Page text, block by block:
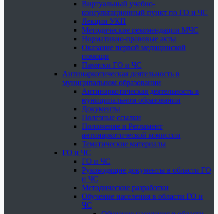
Виртуальный учебно-
консультационный пункт по ГО и ЧС
Лекции УКП
Методические рекомендации МЧС
Нормативно-правовые акты
Оказание первой медицинской
помощи
Памятки ГО и ЧС
Антинаркотическая деятельность в
муниципальном образовании
Антинаркотическая деятельность в
муниципальном образовании
Документы
Полезные ссылки
Положение и Регламент
антинаркотической комиссии
Тематические материалы
ГО и ЧС
ГО и ЧС
Руководящие документы в области ГО
и ЧС
Методические разработки
Обучение населения в области ГО и
ЧС